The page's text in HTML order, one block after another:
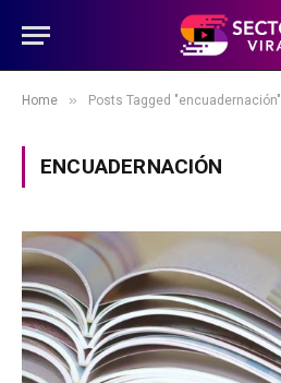
Home » Posts Tagged "encuadernación"
ENCUADERNACIÓN